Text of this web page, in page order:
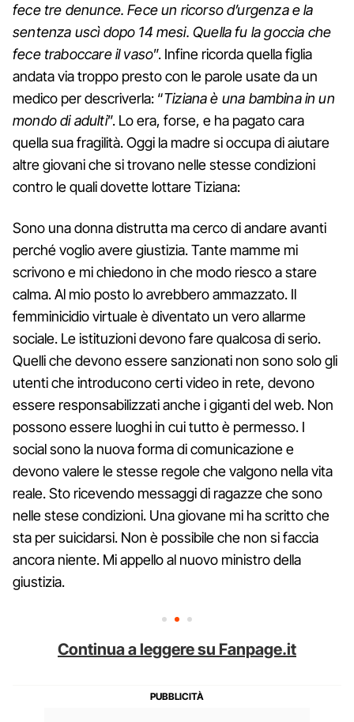
fece tre denunce. Fece un ricorso d’urgenza e la
sentenza uscì dopo 14 mesi. Quella fu la goccia che
fece traboccare il vaso”. Infine ricorda quella figlia
andata via troppo presto con le parole usate da un
medico per descriverla: “Tiziana è una bambina in un
mondo di adulti”. Lo era, forse, e ha pagato cara
quella sua fragilità. Oggi la madre si occupa di aiutare
altre giovani che si trovano nelle stesse condizioni
contro le quali dovette lottare Tiziana:
Sono una donna distrutta ma cerco di andare avanti
perché voglio avere giustizia. Tante mamme mi
scrivono e mi chiedono in che modo riesco a stare
calma. Al mio posto lo avrebbero ammazzato. Il
femminicidio virtuale è diventato un vero allarme
sociale. Le istituzioni devono fare qualcosa di serio.
Quelli che devono essere sanzionati non sono solo gli
utenti che introducono certi video in rete, devono
essere responsabilizzati anche i giganti del web. Non
possono essere luoghi in cui tutto è permesso. I
social sono la nuova forma di comunicazione e
devono valere le stesse regole che valgono nella vita
reale. Sto ricevendo messaggi di ragazze che sono
nelle stese condizioni. Una giovane mi ha scritto che
sta per suicidarsi. Non è possibile che non si faccia
ancora niente. Mi appello al nuovo ministro della
giustizia.
Continua a leggere su Fanpage.it